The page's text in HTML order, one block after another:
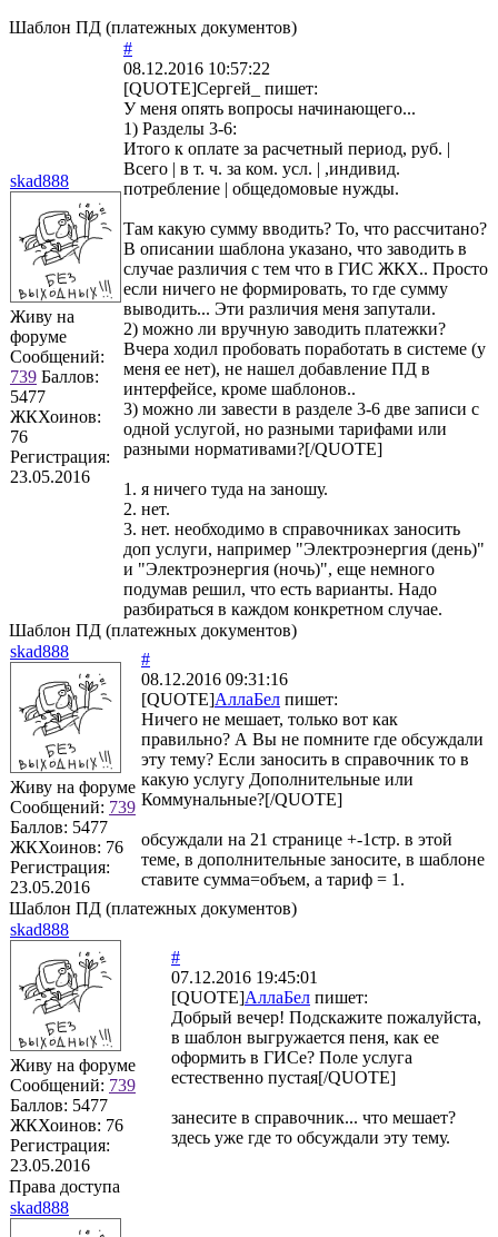
Шаблон ПД (платежных документов)
skad888
Живу на
форуме
Сообщений:
739 Баллов:
5477
ЖКХоинов:
76
Регистрация:
23.05.2016
#
08.12.2016 10:57:22
[QUOTE]Сергей_
пишет:
У меня опять вопросы начинающего...
1) Разделы 3-6:
Итого к оплате за расчетный период, руб. |
Всего | в т. ч. за ком. усл. | ,индивид.
потребление | общедомовые нужды.
Там какую сумму вводить? То, что рассчитано?
В описании шаблона указано, что заводить в
случае различия с тем что в ГИС ЖКХ.. Просто
если ничего не формировать, то где сумму
выводить... Эти различия меня запутали.
2) можно ли вручную заводить платежки?
Вчера ходил пробовать поработать в системе (у
меня ее нет), не нашел добавление ПД в
интерфейсе, кроме шаблонов..
3) можно ли завести в разделе 3-6 две записи с
одной услугой, но разными тарифами или
разными нормативами?[/QUOTE]
1. я ничего туда на заношу.
2. нет.
3. нет. необходимо в справочниках заносить
доп услуги, например "Электроэнергия (день)"
и "Электроэнергия (ночь)", еще немного
подумав решил, что есть варианты. Надо
разбираться в каждом конкретном случае.
Шаблон ПД (платежных документов)
skad888
Живу на форуме
Сообщений: 739
Баллов: 5477
ЖКХоинов: 76
Регистрация:
23.05.2016
#
08.12.2016 09:31:16
[QUOTE]АллаБел пишет:
Ничего не мешает, только вот как
правильно? А Вы не помните где обсуждали
эту тему? Если заносить в справочник то в
какую услугу Дополнительные или
Коммунальные?[/QUOTE]
обсуждали на 21 странице +-1стр. в этой
теме, в дополнительные заносите, в шаблоне
ставите сумма=объем, а тариф = 1.
Шаблон ПД (платежных документов)
skad888
Живу на форуме
Сообщений: 739
Баллов: 5477
ЖКХоинов: 76
Регистрация:
23.05.2016
#
07.12.2016 19:45:01
[QUOTE]АллаБел пишет:
Добрый вечер! Подскажите пожалуйста,
в шаблон выгружается пеня, как ее
оформить в ГИСе? Поле услуга
естественно пустая[/QUOTE]
занесите в справочник... что мешает?
здесь уже где то обсуждали эту тему.
Права доступа
skad888